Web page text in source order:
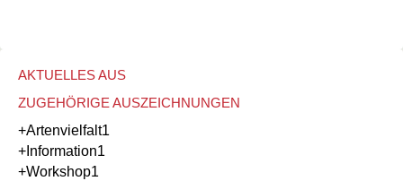
AKTUELLES AUS
ZUGEHÖRIGE AUSZEICHNUNGEN
+Artenvielfalt1
+Information1
+Workshop1